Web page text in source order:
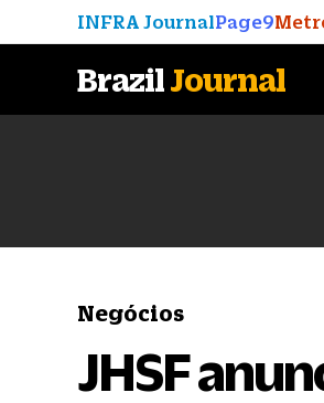
INFRA JournalPage9
BrazilJournal
Negócios
JHSF